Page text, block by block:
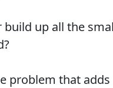
build up all the
problem that